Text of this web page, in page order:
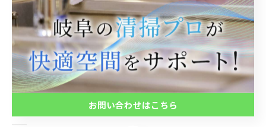
これらの時短術を活用することで、毎日の掃除がぐっと
楽になり、時間にも余裕が生まれます。特に忙しい社会
人や子育て中の方におすすめで、習慣化すれば清潔な空
間を無理なく保つことができます。プロの技を日常に取
り入れて、清掃をもっと簡単にしましょう。
お問い合わせはこちら